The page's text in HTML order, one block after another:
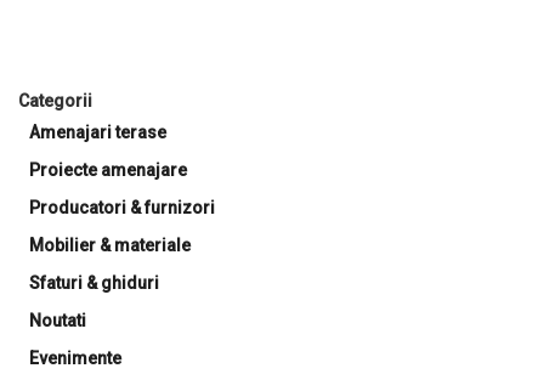
Categorii
Amenajari terase
Proiecte amenajare
Producatori & furnizori
Mobilier & materiale
Sfaturi & ghiduri
Noutati
Evenimente